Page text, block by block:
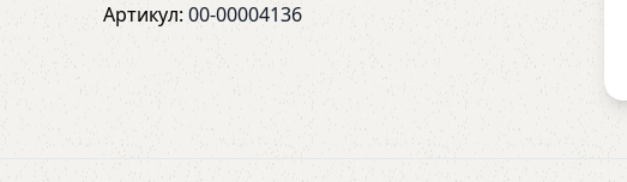
Артикул:00-00004136